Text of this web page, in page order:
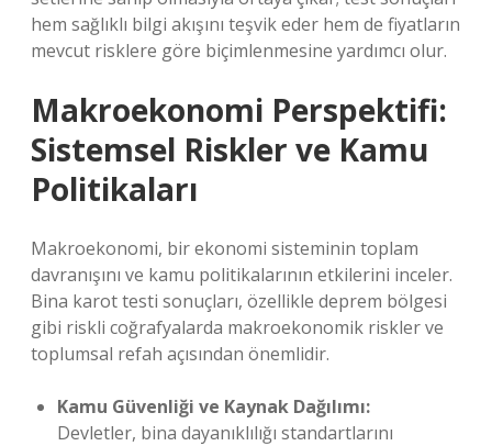
hem sağlıklı bilgi akışını teşvik eder hem de fiyatların
mevcut risklere göre biçimlenmesine yardımcı olur.
Makroekonomi Perspektifi:
Sistemsel Riskler ve Kamu
Politikaları
Makroekonomi, bir ekonomi sisteminin toplam
davranışını ve kamu politikalarının etkilerini inceler.
Bina karot testi sonuçları, özellikle deprem bölgesi
gibi riskli coğrafyalarda makroekonomik riskler ve
toplumsal refah açısından önemlidir.
Kamu Güvenliği ve Kaynak Dağılımı:
Devletler, bina dayanıklılığı standartlarını